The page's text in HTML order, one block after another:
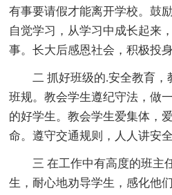
有事要请假才能离开学校。鼓
自觉学习，从学习中成长起来
事。长大后感恩社会，积极投
二 抓好班级的.安全教育
班规。教会学生遵纪守法，做
的好学生。教会学生爱集体，
命。遵守交通规则，人人讲安
三 在工作中有高度的班主
生，耐心地劝导学生，感化他